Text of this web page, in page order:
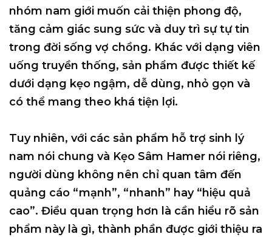
nhóm nam giới muốn cải thiện phong độ,
tăng cảm giác sung sức và duy trì sự tự tin
trong đời sống vợ chồng. Khác với dạng viên
uống truyền thống, sản phẩm được thiết kế
dưới dạng kẹo ngậm, dễ dùng, nhỏ gọn và
có thể mang theo khá tiện lợi.
Tuy nhiên, với các sản phẩm hỗ trợ sinh lý
nam nói chung và Kẹo Sâm Hamer nói riêng,
người dùng không nên chỉ quan tâm đến
quảng cáo “mạnh”, “nhanh” hay “hiệu quả
cao”. Điều quan trọng hơn là cần hiểu rõ sản
phẩm này là gì, thành phần được giới thiệu ra